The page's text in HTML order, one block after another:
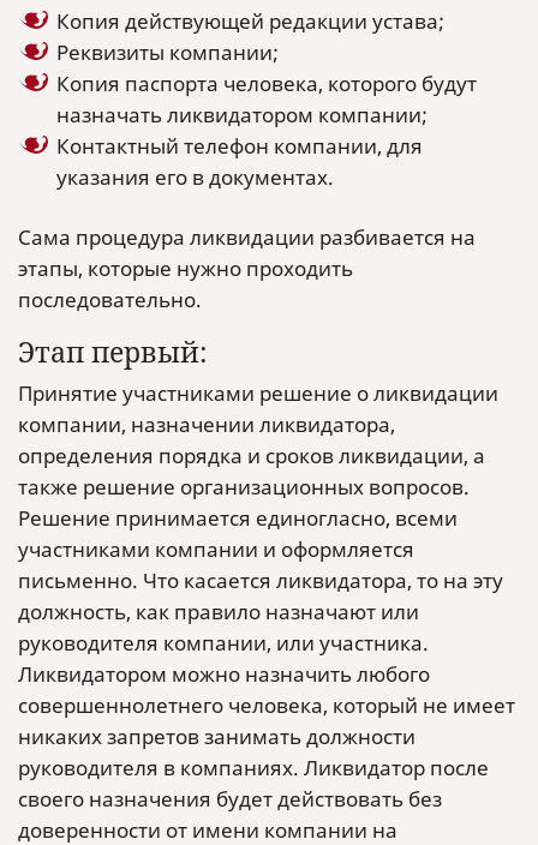
Копия действующей редакции устава;
Реквизиты компании;
Копия паспорта человека, которого будут
назначать ликвидатором компании;
Контактный телефон компании, для
указания его в документах.
Сама процедура ликвидации разбивается на
этапы, которые нужно проходить
последовательно.
Этап первый:
Принятие участниками решение о ликвидации
компании, назначении ликвидатора,
определения порядка и сроков ликвидации, а
также решение организационных вопросов.
Решение принимается единогласно, всеми
участниками компании и оформляется
письменно. Что касается ликвидатора, то на эту
должность, как правило назначают или
руководителя компании, или участника.
Ликвидатором можно назначить любого
совершеннолетнего человека, который не имеет
никаких запретов занимать должности
руководителя в компаниях. Ликвидатор после
своего назначения будет действовать без
доверенности от имени компании на